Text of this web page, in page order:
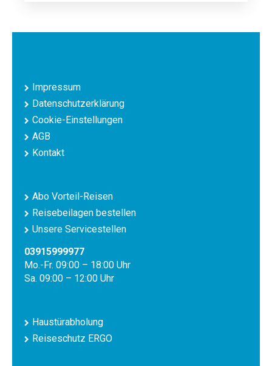
Impressum
Datenschutzerklärung
Cookie-Einstellungen
AGB
Kontakt
Abo Vorteil-Reisen
Reisebeilagen bestellen
Unsere Servicestellen
03915999977
Mo.-Fr. 09:00 – 18:00 Uhr
Sa. 09:00 – 12:00 Uhr
Haustürabholung
Reiseschutz ERGO